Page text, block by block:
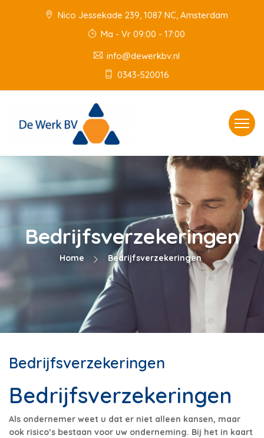
Nico Jessekade 239, 1087 NC, Amsterdam
Ma - Vr 09:00 - 17:00
info@dewerkbv.nl
0343-520016
Toggle
Bedrijfsverzekeringen
Home Bedrijfsverzekeringen
Bedrijfsverzekeringen
Bedrijfsverzekeringen
Als ondernemer weet u dat er niet alleen kansen, maar
ook risico’s bestaan voor uw onderneming. Bij het in kaart